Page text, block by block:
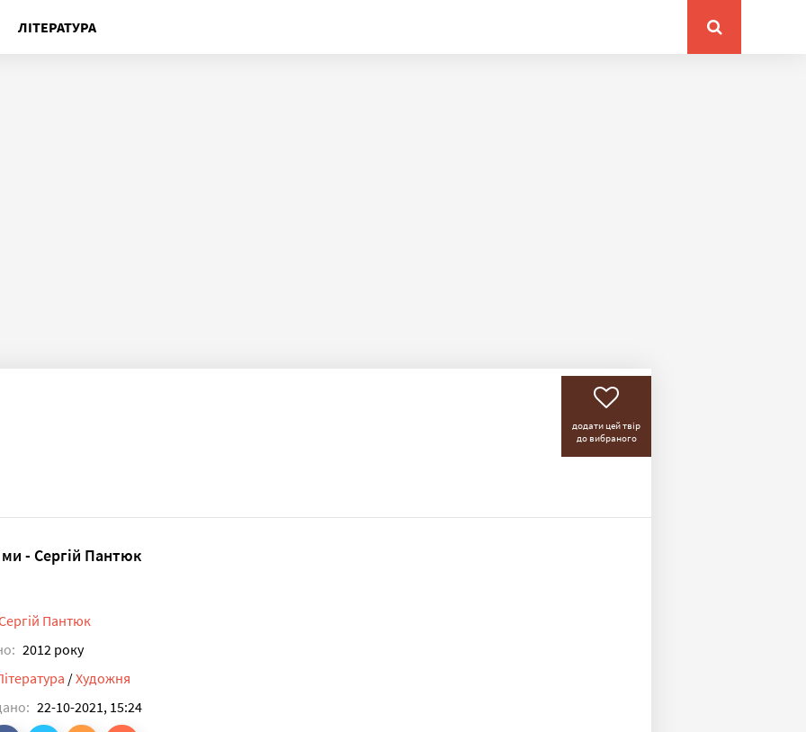
ЛІТЕРАТУРА
додати цей твір
до вибраного
ми - Сергій Пантюк
Пантюк
2012 року
/Художня
22-10-2021, 15:24